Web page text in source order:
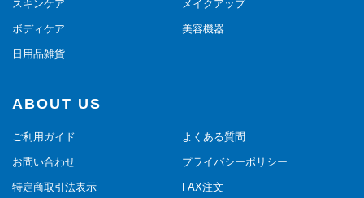
スキンケア メイクアップ
ボディケア 美容機器
日用品雑貨
ABOUT US
ご利用ガイド よくある質問
お問い合わせ プライバシーポリシー
特定商取引法表示 FAX注文